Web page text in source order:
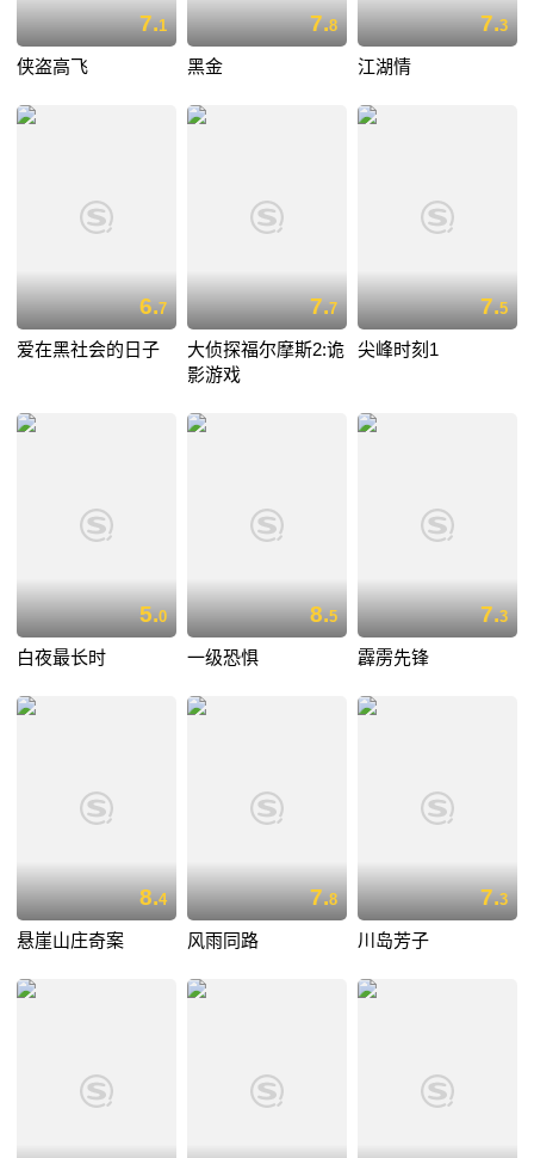
7.1
侠盗高飞
7.8
黑金
7.3
江湖情
6.7
爱在黑社会的日子
7.7
大侦探福尔摩斯2:诡
影游戏
7.5
尖峰时刻1
5.0
白夜最长时
8.5
一级恐惧
7.3
霹雳先锋
8.4
悬崖山庄奇案
7.8
风雨同路
7.3
川岛芳子